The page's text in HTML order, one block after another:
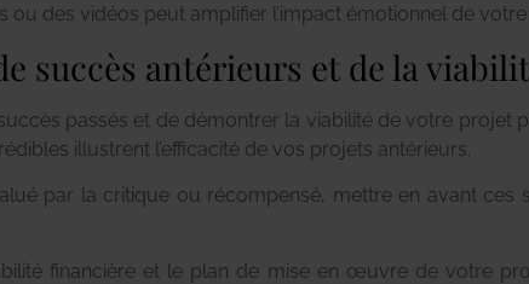
ou des vidéos peut amplifier l’impact émotionnel de
succès antérieurs et de la
passés et de démontrer la viabilité de votre projet
illustrent l’efficacité de vos projets antérieurs.
par la critique ou récompensé, mettre en avant
financière et le plan de mise en œuvre de votre